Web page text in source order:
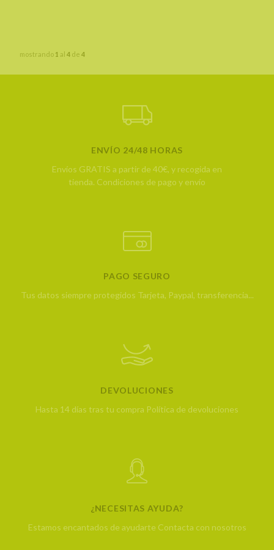
mostrando 1 al4 de 4
ENVÍO 24/48 HORAS
Envíos GRATIS a partir de 40€, y recogida en
tienda. Condiciones de pago y envío
PAGO SEGURO
Tus datos siempre protegidos Tarjeta, Paypal, transferencia...
DEVOLUCIONES
Hasta 14 días tras tu compra Política de devoluciones
¿NECESITAS AYUDA?
Estamos encantados de ayudarte Contacta con nosotros